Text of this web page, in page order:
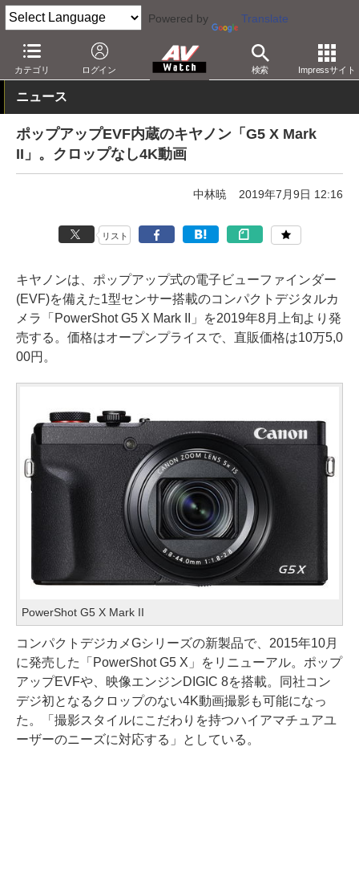
Powered by Translate
カテゴリ ログイン 検索 Impressサイト
AV Watch 製品 デジタルカメラ キヤノン
ニュース
ポップアップEVF内蔵のキヤノン「G5 X Mark
II」。クロップなし4K動画
中林暁 2019年7月9日 12:16
リスト
キヤノンは、ポップアップ式の電子ビューファインダー
(EVF)を備えた1型センサー搭載のコンパクトデジタルカ
メラ「PowerShot G5 X Mark II」を2019年8月上旬より発
売する。価格はオープンプライスで、直販価格は10万5,0
00円。
PowerShot G5 X Mark II
コンパクトデジカメGシリーズの新製品で、2015年10月
に発売した「PowerShot G5 X」をリニューアル。ポップ
アップEVFや、映像エンジンDIGIC 8を搭載。同社コン
デジ初となるクロップのない4K動画撮影も可能になっ
た。「撮影スタイルにこだわりを持つハイアマチュアユ
ーザーのニーズに対応する」としている。